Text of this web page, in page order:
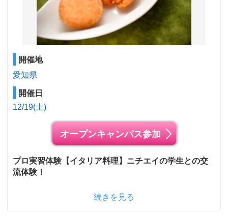
開催地
愛知県
開催日
12/19(土)
オープンキャンパス参加
プロ実習体験【イタリア料理】ニチエイの学生との交
流体験！
続きを見る